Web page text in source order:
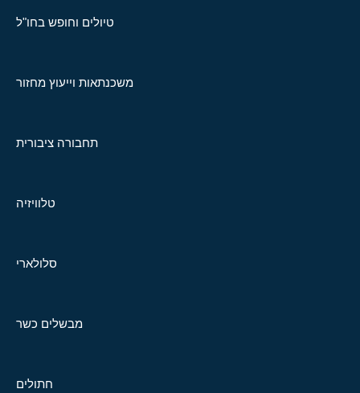
טיולים וחופש בחו"ל
משכנתאות וייעוץ מחזור
תחבורה ציבורית
טלוויזיה
סלולארי
מבשלים כשר
חתולים